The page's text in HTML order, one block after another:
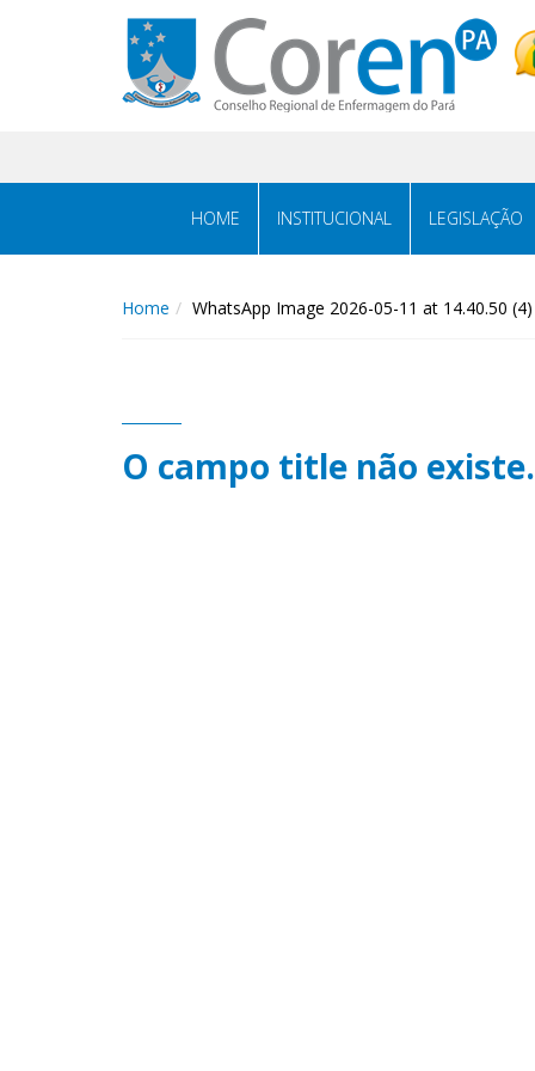
HOME INSTITUCIONAL LEGISLAÇÃO
Home WhatsApp Image 2026-05-11 at 14.40.50 (4)
O campo title não existe.